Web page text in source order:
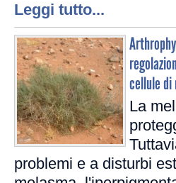
Leggi tutto...
cellule di
La
problemi e a disturbi